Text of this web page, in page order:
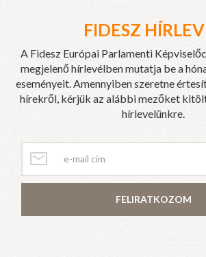
FIDESZ
A Fidesz Európai Parlamenti
megjelenő hírlevélben mutatja be a
eseményeit. Amennyiben szeretne
hírekről, kérjük az alábbi mezőket
hírlevelünkre.
FELIRATKOZOM